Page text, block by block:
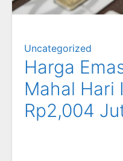
Uncategorized
Harga
Mahal Hari
Rp2,004